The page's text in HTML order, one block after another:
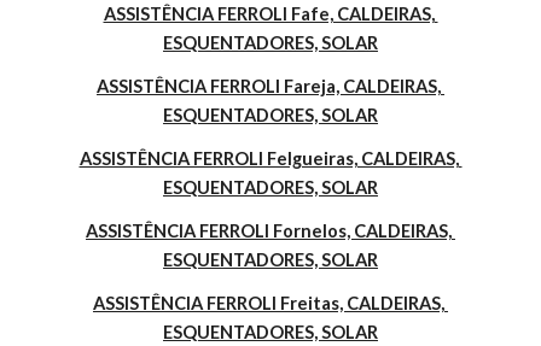
ASSISTÊNCIA FERROLI Fafe, CALDEIRAS,
ESQUENTADORES, SOLAR
ASSISTÊNCIA FERROLI Fareja, CALDEIRAS,
ESQUENTADORES, SOLAR
ASSISTÊNCIA FERROLI Felgueiras, CALDEIRAS,
ESQUENTADORES, SOLAR
ASSISTÊNCIA FERROLI Fornelos, CALDEIRAS,
ESQUENTADORES, SOLAR
ASSISTÊNCIA FERROLI Freitas, CALDEIRAS,
ESQUENTADORES, SOLAR